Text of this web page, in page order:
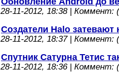
28-11-2012, 18:38 | Коммент:
Создатели Halo
28-11-2012, 18:37 | Коммент:
Спутник Сатурна Тетис
28-11-2012, 18:36 | Коммент: